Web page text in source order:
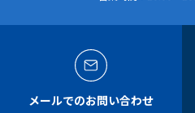
メールでのお問い合わせ